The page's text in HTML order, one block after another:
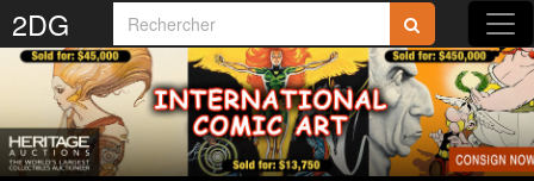
2DG Rejoignez-nous sur 2DG !